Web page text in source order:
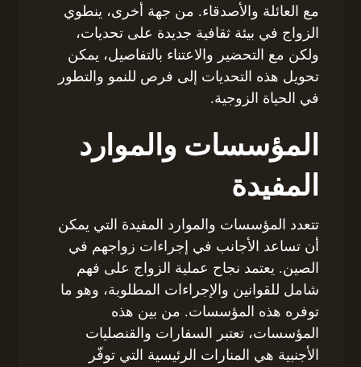
مع العائلة والأصدقاء. من جهة أخرى، ينطوي
الزواج في بيئة ثقافية جديدة على تحديات،
ولكن مع التحضير والاعتناء بالتفاصيل، يمكن
تحويل هذه التحديات إلى فرص للنمو والتطور
في الحياة الزوجية.
المؤسسات والموارد
المفيدة
تتعدد المؤسسات والموارد المفيدة التي يمكن
أن تساعد الأجانب في إجراءات زواجهم في
الصين. يعتمد نجاح عملية الزواج على فهم
شامل للقوانين والإجراءات المطلوبة، وهو ما
توفره هذه المؤسسات. من بين هذه
المؤسسات، تعتبر السفارات والقنصليات
الأجنبية هي المنارات الرئيسية التي توفّر